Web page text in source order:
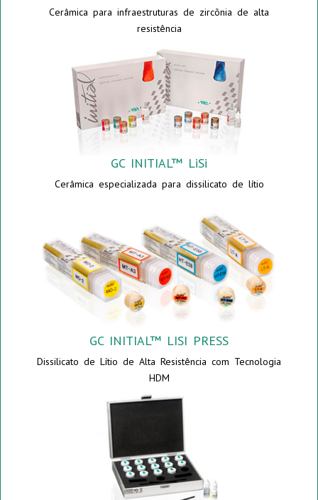
Cerâmica para infraestruturas de zircõnia de alta
resistência
GC INITIAL™ LiSi
Cerâmica especializada para dissilicato de lítio
GC INITIAL™ LISI PRESS
Dissilicato de Lítio de Alta Resistência com Tecnologia
HDM